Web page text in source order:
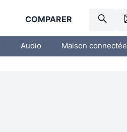
COMPARER
Audio Maison connectée